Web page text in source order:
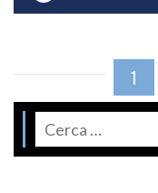
1